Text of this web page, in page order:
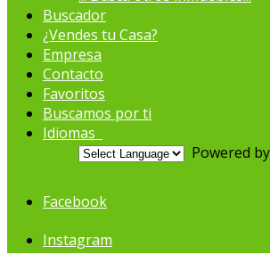
Buscador
¿Vendes tu Casa?
Empresa
Contacto
Favoritos
Buscamos por ti
Idiomas
Powered by
Facebook
Instagram